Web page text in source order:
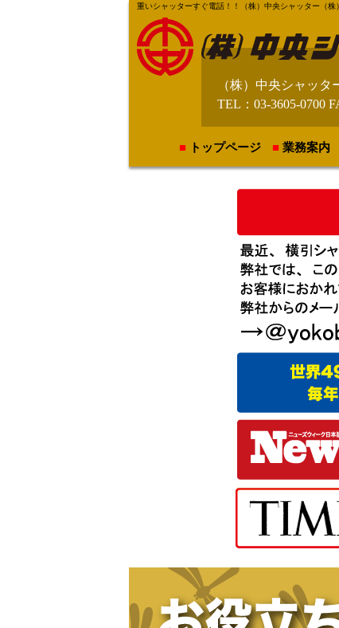
重いシャッターすぐ電話！！（株）中央シャッター（株
（株）中央シャッタ
TEL：03-3605-0700
トップページ 業務案内